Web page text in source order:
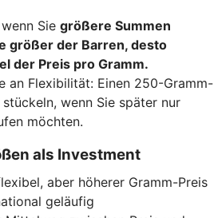
Sie größere Summen
größer der Barren, desto
der Preis pro Gramm.
an Flexibilität: Einen 250-Gramm-
wenn Sie später nur
möchten.
als Investment
aber höherer Gramm-Preis
geläufig